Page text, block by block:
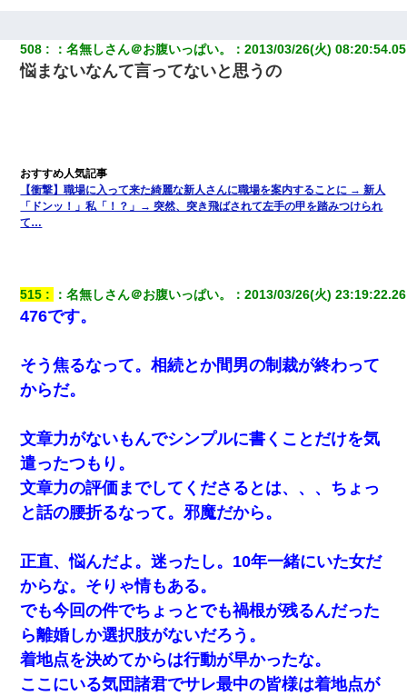
508 ：名無しさん＠お腹いっぱい。 ：2013/03/26(火)
悩まないなんて言ってないと思うの
【衝撃】職場に入って来た綺麗な新人さんに職場を案内することに → 新人
「ドンッ！」私「！？」→ 突然、突き飛ばされて左手の甲を踏みつけられ
て…
515 ：名無しさん＠お腹いっぱい。 ：2013/03/26(火)
476です。
そう焦るなって。相続とか間男の制裁が終わって
からだ。
文章力がないもんでシンプルに書くことだけを気
遣ったつもり。
文章力の評価までしてくださるとは、、、ちょっ
と話の腰折るなって。邪魔だから。
正直、悩んだよ。迷ったし。10年一緒にいた女だ
からな。そりゃ情もある。
でも今回の件でちょっとでも禍根が残るんだった
ら離婚しか選択肢がないだろう。
着地点を決めてからは行動が早かったな。
ここにいる気団諸君でサレ最中の皆様は着地点が